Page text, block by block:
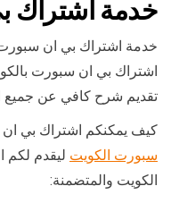
خدمة اشتراك
خدمة اشتراك بي ان
اشتراك بي ان سبورت
تقديم شرح كافي عن جميع
كيف يمكنكم اشتراك بي
سبورت الكويت ليقدم
الكويت والمتضمنة: